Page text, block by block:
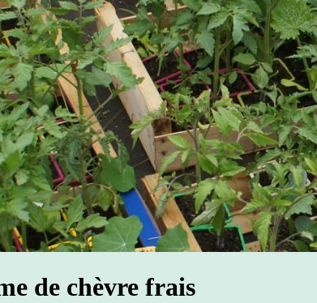
de chèvre frais